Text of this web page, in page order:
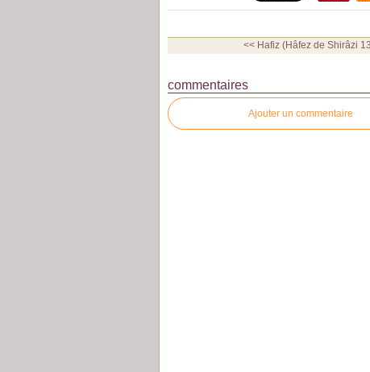
<< Hafiz (Hâfez de Shirâzi
commentaires
Ajouter un commentaire